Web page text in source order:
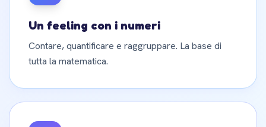
Un feeling con i numeri
Contare, quantificare e raggruppare. La base di
tutta la matematica.